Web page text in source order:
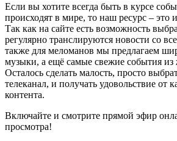
Если вы хотите всегда быть в курсе
происходят в мире, то наш ресурс – это
Так как на сайте есть возможность
регулярно транслируются новости со
также для меломанов мы предлагаем
музыки, а ещё самые свежие события из
Осталось сделать малость, просто
телеканал, и получать удовольствие от
контента.
Включайте и смотрите прямой эфир
просмотра!